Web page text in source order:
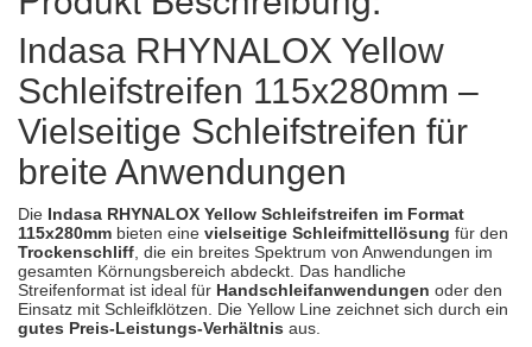
(2)
KWASNY
(8)
Mirka
(1)
no-name
(1)
Novol
(3)
Prevost
(3)
Proma
(21)
Sia
Indasa RHYNALOX Yellow
Schleifstreifen 115x280mm –
Vielseitige Schleifstreifen für
breite Anwendungen
Die Indasa RHYNALOX Yellow Schleifstreifen im Format
115x280mm bieten eine vielseitige Schleifmittellösung für den
Trockenschliff , die ein breites Spektrum von Anwendungen im
gesamten Körnungsbereich abdeckt. Das handliche
Streifenformat ist ideal für Handschleifanwendungen oder den
Einsatz mit Schleifklötzen. Die Yellow Line zeichnet sich durch ein
gutes Preis-Leistungs-Verhältnis aus.